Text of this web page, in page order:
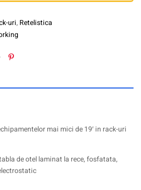
uri, Retelistica
Google+Pinterest
mai mici de 19′ in rack-uri
de otel laminat la rece, fosfatata,